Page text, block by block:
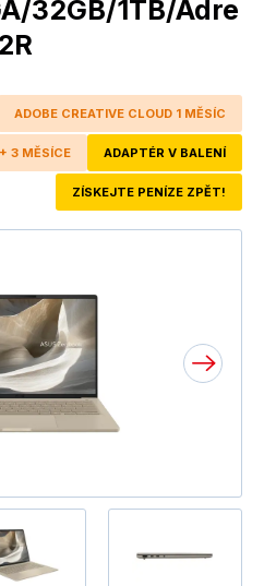
32GB/1TB/Adre
ADOBE CREATIVE CLOUD 1 MĚSÍC
3 MĚSÍCE ADAPTÉR V BALENÍ
ZÍSKEJTE PENÍZE ZPĚT!